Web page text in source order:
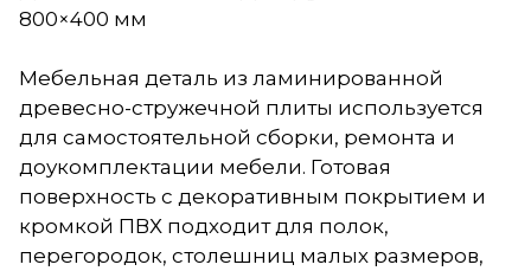
800×400 мм
Мебельная деталь из ламинированной
древесно-стружечной плиты используется
для самостоятельной сборки, ремонта и
доукомплектации мебели. Готовая
поверхность с декоративным покрытием и
кромкой ПВХ подходит для полок,
перегородок, столешниц малых размеров,